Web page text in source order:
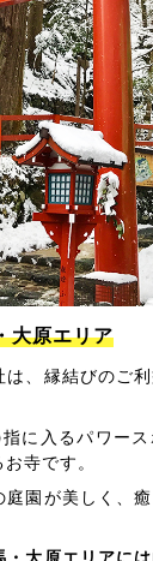
大原エリア
、縁結びのご
に入るパワー
寺です。
庭園が美しく、